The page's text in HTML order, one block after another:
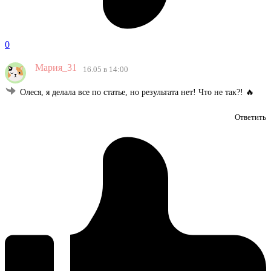
0
Мария_31 16.05 в 14:00
Олеся, я делала все по статье, но результата нет! Что не так?! 🔥
Ответить